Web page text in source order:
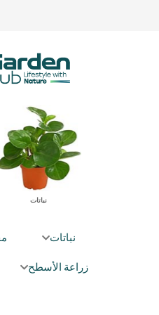
محسنات ومغذيات تربة
نباتات
زراعة الأسطح